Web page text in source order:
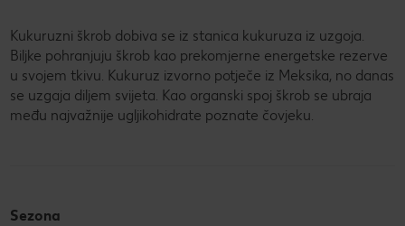
Kukuruzni škrob dobiva se iz stanica kukuruza iz uzgoja.
Biljke pohranjuju škrob kao prekomjerne energetske rezerve
u svojem tkivu. Kukuruz izvorno potječe iz Meksika, no danas
se uzgaja diljem svijeta. Kao organski spoj škrob se ubraja
među najvažnije ugljikohidrate poznate čovjeku.
Sezona